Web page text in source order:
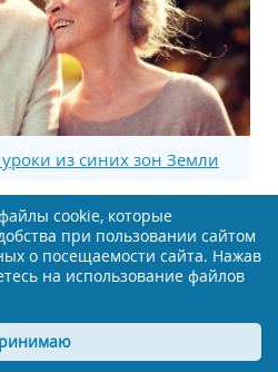
из синих зон Земли
cookie, которые
при пользовании сайтом
о посещаемости сайта. Нажав
на использование файлов